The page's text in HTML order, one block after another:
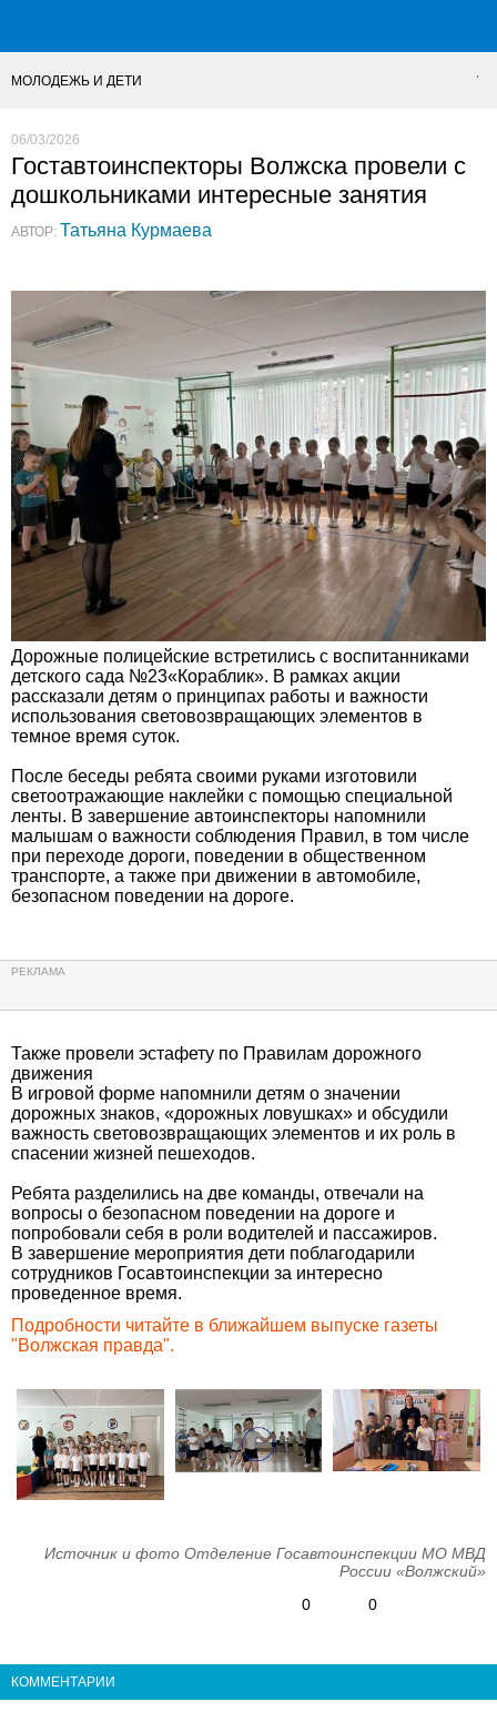
МОЛОДЕЖЬ И ДЕТИ
06/03/2026
Гоставтоинспекторы Волжска провели с
дошкольниками интересные занятия
АВТОР: Татьяна Курмаева
Дорожные полицейские встретились с воспитанниками
детского сада №23«Кораблик». В рамках акции
рассказали детям о принципах работы и важности
использования световозвращающих элементов в
темное время суток.
После беседы ребята своими руками изготовили
светоотражающие наклейки с помощью специальной
ленты. В завершение автоинспекторы напомнили
малышам о важности соблюдения Правил, в том числе
при переходе дороги, поведении в общественном
транспорте, а также при движении в автомобиле,
безопасном поведении на дороге.
Также провели эстафету по Правилам дорожного
движения
В игровой форме напомнили детям о значении
дорожных знаков, «дорожных ловушках» и обсудили
важность световозвращающих элементов и их роль в
спасении жизней пешеходов.
Ребята разделились на две команды, отвечали на
вопросы о безопасном поведении на дороге и
попробовали себя в роли водителей и пассажиров.
В завершение мероприятия дети поблагодарили
сотрудников Госавтоинспекции за интересно
проведенное время.
Подробности читайте в ближайшем выпуске газеты
"Волжская правда".
Источник и фото Отделение Госавтоинспекции МО МВД
России «Волжский»
0
0
КОММЕНТАРИИ